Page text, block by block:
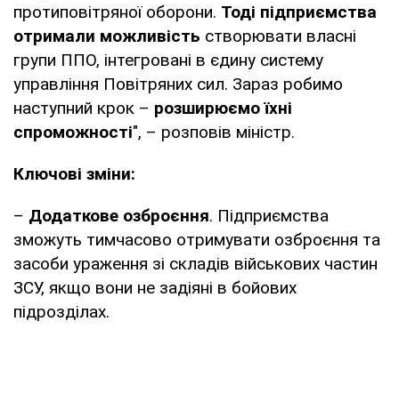
протиповітряної оборони. Тоді підприємства
отримали можливість створювати власні
групи ППО, інтегровані в єдину систему
управління Повітряних сил. Зараз робимо
наступний крок – розширюємо їхні
спроможності", – розповів міністр.
Ключові зміни:
– Додаткове озброєння. Підприємства
зможуть тимчасово отримувати озброєння та
засоби ураження зі складів військових частин
ЗСУ, якщо вони не задіяні в бойових
підрозділах.